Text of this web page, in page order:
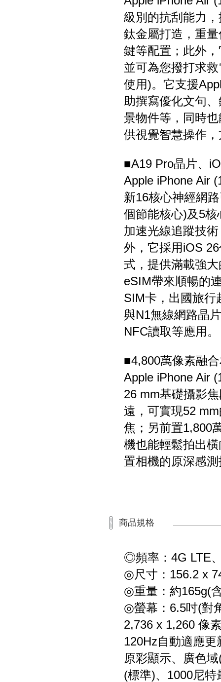
級別的抗刮能力
鈦金屬打造，重
鍵等配置；此外
並可為您撥打求
使用)。它支援
助撰寫優化文句
景物件等，同時
供視覺智慧操作
■A19 Pro晶片、
Apple iPhone Air
新16核心神經網
個節能核心)及5
加速光線追蹤技
外，它採用iOS
式，提供滿載強
eSIM帶來順暢的
SIM卡，出國旅行
與N1無線網路晶
NFC讀取等應用。
■4,800萬像素融
Apple iPhone Air
26 mm基礎攝影
遠，可實現52
焦；另前置1,800
機也能輕鬆拍出
置相機的原深感
商品規格
◎頻率：4G LTE
◎尺寸：156.2 x
◎重量：約165g(
◎螢幕：6.5吋(對
2,736 x 1,260 像
120Hz自動適應
原彩顯示、廣色
(標準)、1000尼